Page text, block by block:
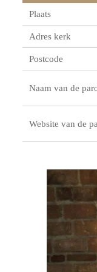
Plaats
Adres kerk
Postcode
Naam van de
Website van de